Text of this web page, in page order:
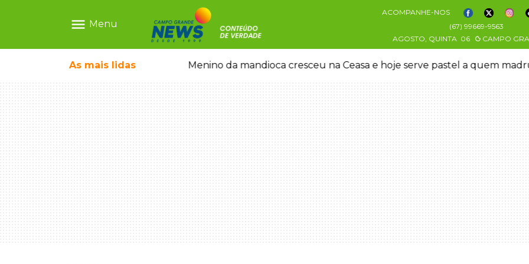
menu Menu
ACOMPANHE-NOS
(67) 99669-9563
AGOSTO, QUINTA 06 CAMPO
As mais lidas
falso e prende pai e filho Menino da mandioca cresceu na Ceasa e hoje serve pastel a quem